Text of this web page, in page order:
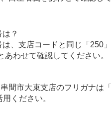
？
、支店コードと同じ「250
わせて確認してください。
間市大束支店のフリガナは
ください。